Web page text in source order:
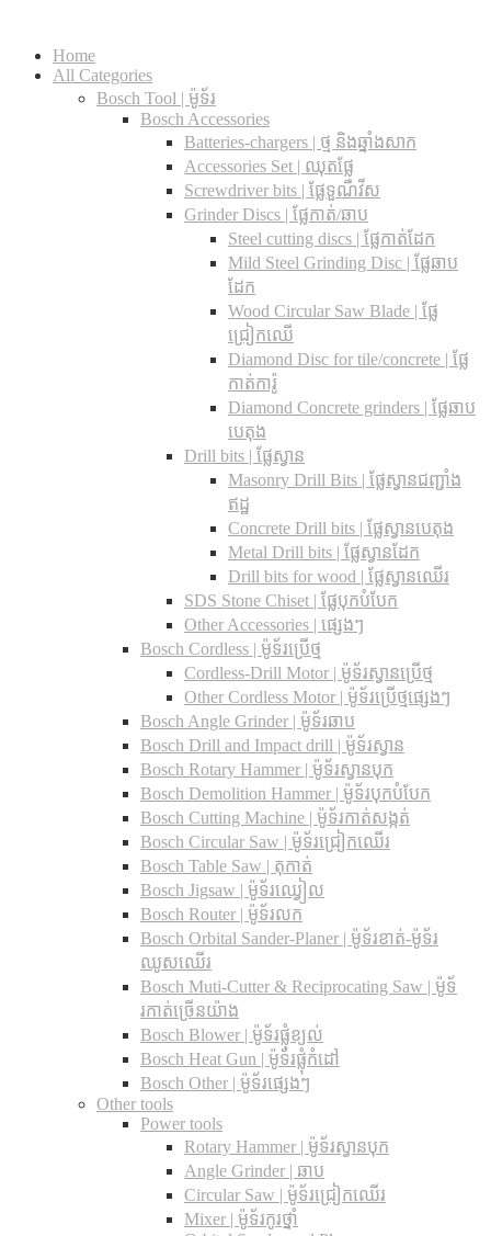
Home
All Categories
Bosch Tool | ម៉ូទ័រ
Bosch Accessories
Batteries-chargers | ថ្ម និងឆ្នាំងសាក
Accessories Set | ឈុតផ្លែ
Screwdriver bits | ផ្លែទួណឺវីស
Grinder Discs |​ ផ្លែកាត់/ឆាប
Steel cutting discs |​ ផ្លែកាត់ដែក
Mild Steel Grinding Disc | ផ្លែឆាប
ដែក
Wood Circular Saw Blade | ផ្លែ
ជ្រៀកឈើ
Diamond Disc for tile/concrete​ | ផ្លែ
កាត់ការ៉ូ
Diamond Concrete grinders | ផ្លែឆាប
បេតុង
Drill bits |​ ផ្លែស្វាន
Masonry Drill Bits |​ ផ្លែស្វានជញ្ជាំង
ឥដ្ឋ
Concrete Drill bits |​ ផ្លែស្វានបេតុង
Metal Drill bits |​ ផ្លែស្វានដែក
Drill bits for wood |​ ផ្លែស្វានឈើរ
SDS Stone Chiset |​ ផ្លែបុកបំបែក
Other Accessories | ផ្សេងៗ
Bosch Cordless | ម៉ូទ័រប្រើថ្ម
Cordless-Drill Motor | ម៉ូទ័រស្វានប្រើថ្ម
Other Cordless Motor | ម៉ូទ័រប្រើថ្មផ្សេងៗ
Bosch Angle Grinder | ម៉ូទ័រឆាប
Bosch Drill and Impact drill | ម៉ូទ័រស្វាន
Bosch Rotary Hammer | ម៉ូទ័រស្វានបុក
Bosch Demolition Hammer | ម៉ូទ័របុកបំបែក
Bosch Cutting Machine | ម៉ូទ័រកាត់សង្កត់
Bosch Circular Saw | ម៉ូទ័រជ្រៀកឈើរ
Bosch Table Saw | តុកាត់
Bosch Jigsaw | ម៉ូទ័រឈ្វៀល
Bosch Router | ម៉ូទ័រលក
Bosch Orbital Sander-Planer​ | ម៉ូទ័រខាត់-ម៉ូទ័រ
ឈូសឈើរ
Bosch Muti-Cutter & Reciprocating Saw​ | ម៉ូទ័
រកាត់ច្រើនយ៉ាង
Bosch Blower | ម៉ូទ័រផ្លុំខ្យល់
Bosch Heat Gun | ម៉ូទ័រផ្លុំកំដៅ
Bosch Other | ម៉ូទ័រផ្សេងៗ
Other tools
Power tools
Rotary Hammer | ម៉ូទ័រស្វានបុក
Angle Grinder | ឆាប
Circular Saw​ | ម៉ូទ័រជ្រៀកឈើរ
Mixer | ម៉ូទ័រកូរថ្នាំ